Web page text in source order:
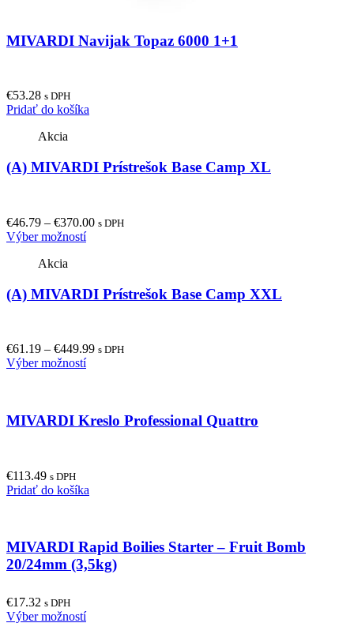
MIVARDI Navijak Topaz 6000 1+1
€53.28 s DPH
Pridať do košíka
Akcia
(A) MIVARDI Prístrešok Base Camp XL
€46.79 – €370.00 s DPH
Výber možnostíThis
variants.
be
chosen
page
Akcia
(A) MIVARDI Prístrešok Base Camp XXL
€61.19 – €449.99 s DPH
Výber možnostíThis
variants.
chosen
page
MIVARDI Kreslo Professional Quattro
€113.49 s DPH
Pridať do košíka
MIVARDI Rapid Boilies Starter – Fruit Bomb
20/24mm (3,5kg)
€17.32 s DPH
Výber možnostíThis